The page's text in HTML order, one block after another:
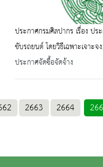
ประกาศกรมศิลปากร เรื่อง ปร
ขับรถยนต์ โดยวิธีเฉพาะเจาะจ
ประกาศจัดซื้อจัดจ้าง
2663 2664